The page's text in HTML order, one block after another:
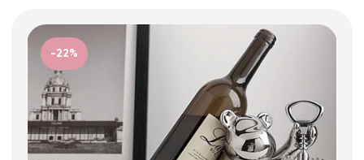
-22%